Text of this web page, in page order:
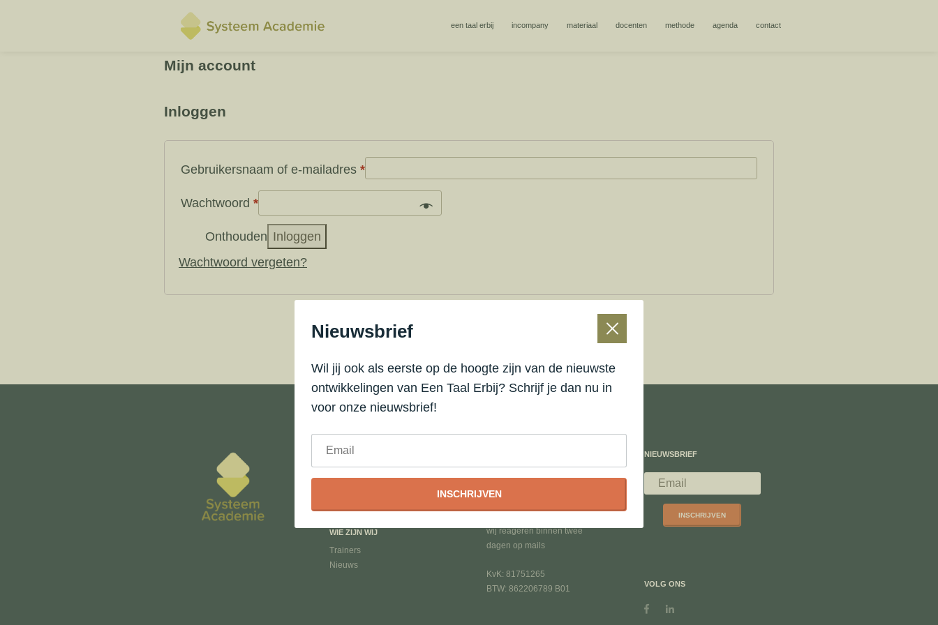
een taal erbij incompany materiaal docenten methode agenda contact
Mijn account
Inloggen
Gebruikersnaam of e-mailadres *Vereist
Wachtwoord *Vereist
Onthouden Inloggen
Wachtwoord vergeten?
Nieuwsbrief
Wil jij ook als eerste op de hoogte zijn van de nieuwste
ontwikkelingen van Een Taal Erbij? Schrijf je dan nu in
voor onze nieuwsbrief!
INSCHRIJVEN
WAT DOEN WIJ
WIE ZIJN WIJ
Trainers
Nieuws
wij reageren binnen twee
dagen op mails
KvK: 81751265
BTW: 862206789 B01
NIEUWSBRIEF
INSCHRIJVEN
VOLG ONS